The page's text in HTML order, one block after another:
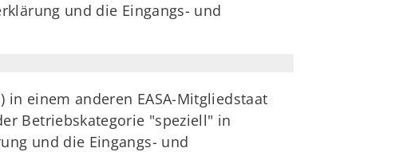
und die Eingangs- und
einem anderen EASA-Mitgliedstaat
Betriebskategorie "speziell" in
und die Eingangs- und